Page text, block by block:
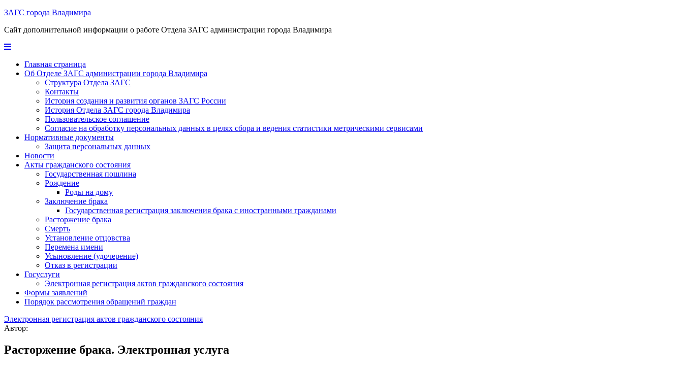
ЗАГС города Владимира
Сайт дополнительной информации о работе Отдела ЗАГС администрации города Владимира
Главная страница
Об Отделе ЗАГС администрации города Владимира
Структура Отдела ЗАГС
Контакты
История создания и развития органов ЗАГС России
История Отдела ЗАГС города Владимира
Пользовательское соглашение
Согласие на обработку персональных данных в целях сбора и ведения статистики метрическими сервисами
Нормативные документы
Защита персональных данных
Новости
Акты гражданского состояния
Государственная пошлина
Рождение
Роды на дому
Заключение брака
Государственная регистрация заключения брака с иностранными гражданами
Расторжение брака
Смерть
Установление отцовства
Перемена имени
Усыновление (удочерение)
Отказ в регистрации
Госуслуги
Электронная регистрация актов гражданского состояния
Формы заявлений
Порядок рассмотрения обращений граждан
Электронная регистрация актов гражданского состояния
Автор:
Расторжение брака. Электронная услуга